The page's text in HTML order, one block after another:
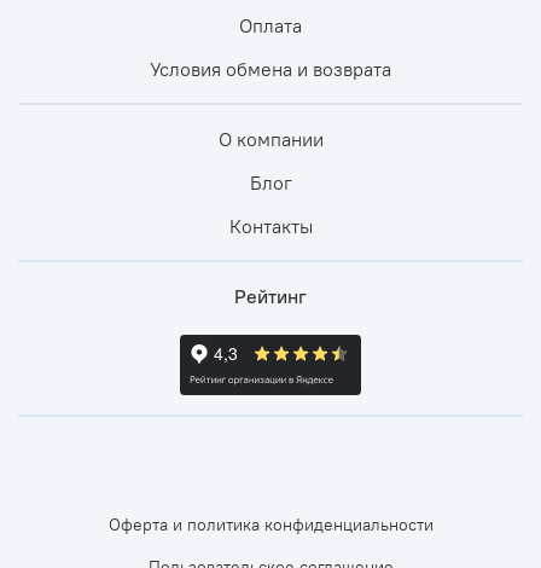
Оплата
Условия обмена и возврата
О компании
Блог
Контакты
Рейтинг
Оферта и политика конфиденциальности